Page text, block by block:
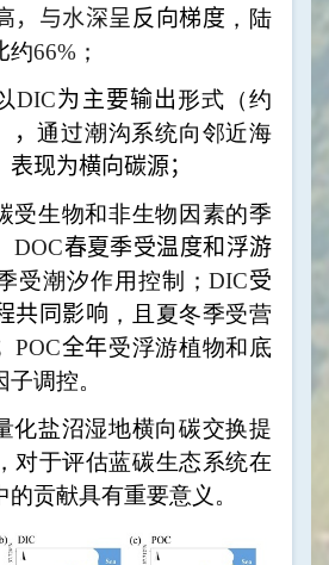
，与水深呈 反向梯度 ，陆
约66% ；
DIC为主要输出形式（约
，通过潮沟系统向邻近海
表现为横向碳源；
受生物和非生物因素的季
DOC春夏季受温度和浮游
受潮汐作用控制； DIC受
共同 影响 ，且夏冬季受营
POC全年受浮游植物和底
调控。
化盐沼湿地横向碳交换提
对于评估蓝碳生态系统在
贡献具有重要意义。